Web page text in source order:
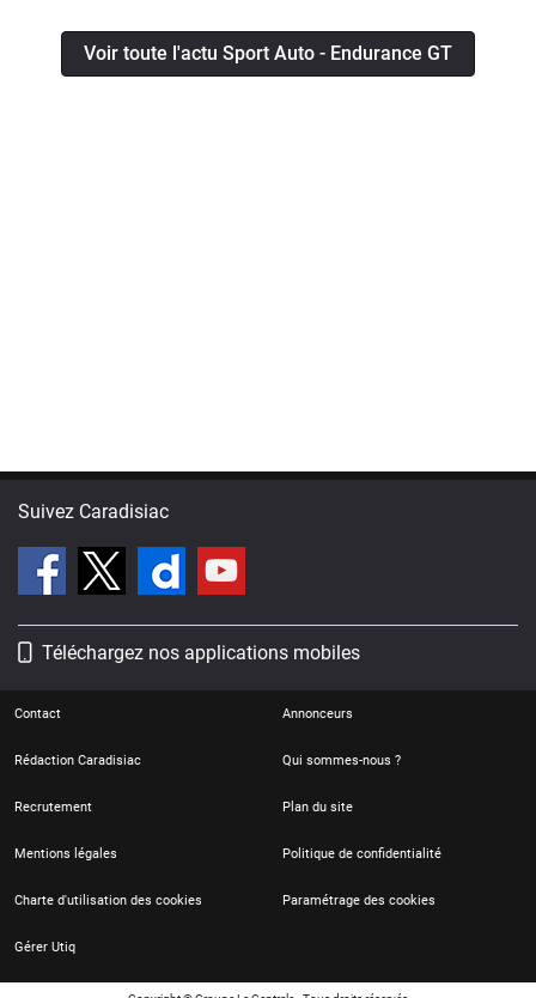
Voir toute l'actu Sport Auto - Endurance GT
Suivez Caradisiac
Téléchargez nos applications mobiles
Contact Annonceurs
Rédaction Caradisiac Qui sommes-nous ?
Recrutement Plan du site
Mentions légales Politique de confidentialité
Charte d'utilisation des cookies Paramétrage des cookies
Gérer Utiq